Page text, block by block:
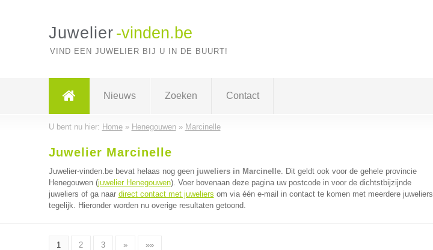
Juwelier -vinden.be
VIND EEN JUWELIER BIJ U IN DE BUURT!
Nieuws Zoeken Contact
U bent nu hier: Home» Henegouwen» Marcinelle
Juwelier Marcinelle
Juwelier-vinden.be bevat helaas nog geen juweliers in Marcinelle. Dit geldt ook voor de gehele provincie
Henegouwen (juwelier Henegouwen). Voer bovenaan deze pagina uw postcode in voor de dichtstbijzijnde
juweliers of ga naar direct contact met juweliers om via één e-mail in contact te komen met meerdere juweliers
tegelijk. Hieronder worden nu overige resultaten getoond.
1 2 3 » »»